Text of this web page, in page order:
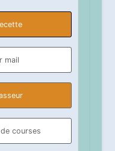
mail
courses